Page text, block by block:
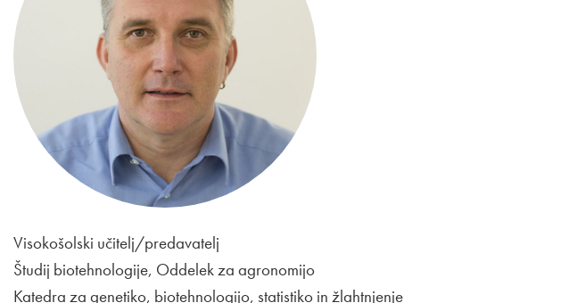
Visokošolski učitelj/predavatelj
Študij biotehnologije, Oddelek za agronomijo
Katedra za genetiko, biotehnologijo, statistiko in žlahtnjenje